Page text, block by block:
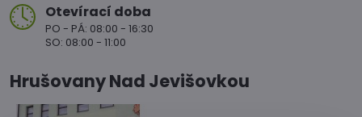
Otevírací doba
PO - PÁ: 08:00 - 16:30
SO: 08:00 - 11:00
Hrušovany Nad Jevišovkou